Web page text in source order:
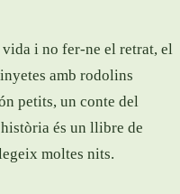
i no fer-ne el retrat, el
amb rodolins
petits, un conte del
és un llibre de
moltes nits.